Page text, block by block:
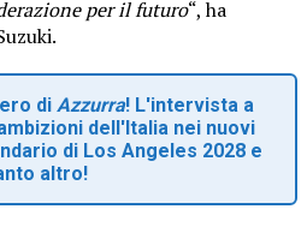
per il futuro“, ha
di Azzurra! L'intervista a
dell'Italia nei nuovi
di Los Angeles 2028 e
altro!